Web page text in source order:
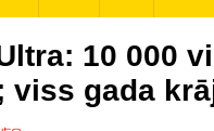
10 000
viss gada